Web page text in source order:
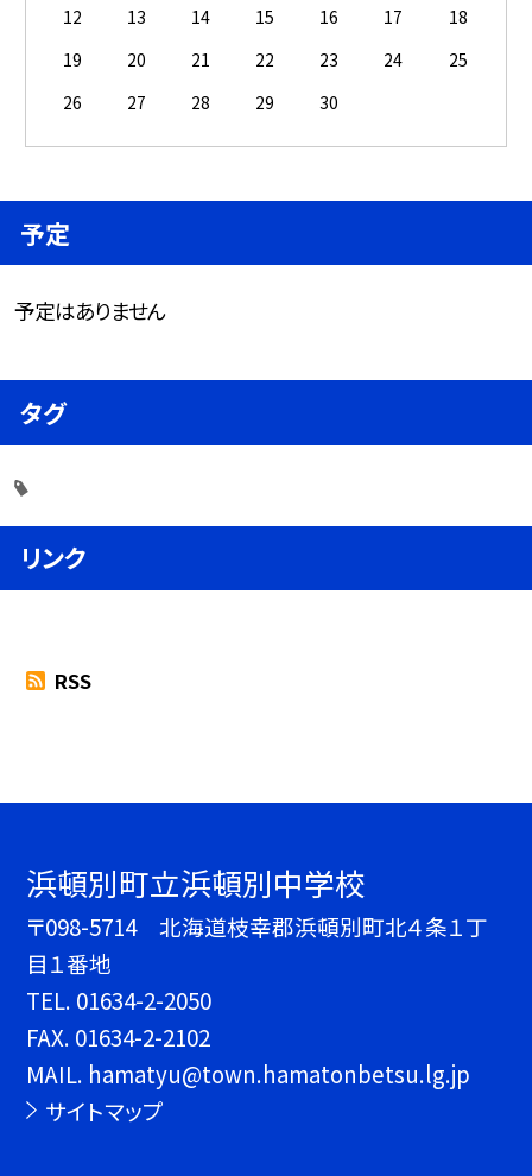
12
13 14 15 16 17
18
19
20 21 22 23 24
25
26
27 28 29 30
予定
予定はありません
タグ
リンク
RSS
浜頓別町立浜頓別中学校
〒098-5714 北海道枝幸郡浜頓別町北４条１丁
目１番地
TEL. 01634-2-2050
FAX. 01634-2-2102
MAIL. hamatyu@town.hamatonbetsu.lg.jp
サイトマップ